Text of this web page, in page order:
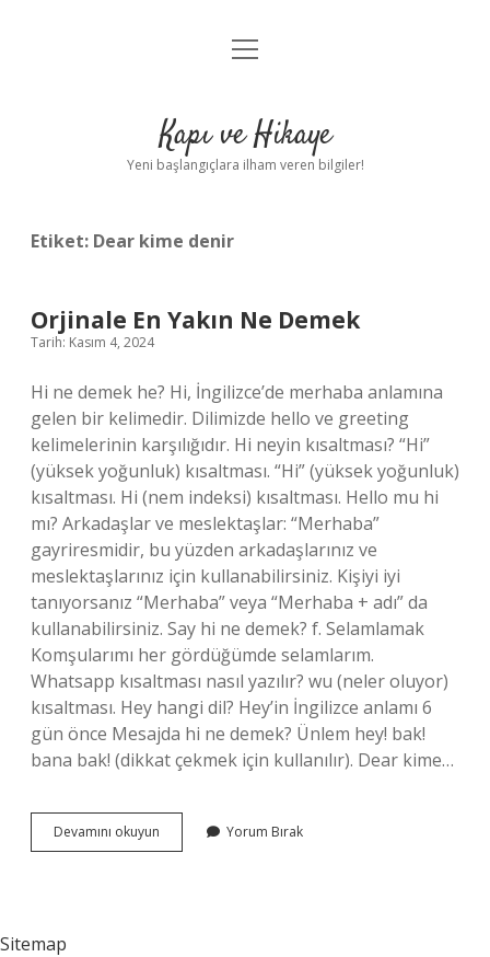
Anasayfa
Yasal Uyarı
menüyü
Kapı ve Hikaye
Yeni başlangıçlara ilham veren bilgiler!
Etiket: Dear kime denir
Orjinale En Yakın Ne Demek
Tarih: Kasım 4, 2024
Hi ne demek he? Hi, İngilizce’de merhaba anlamına
gelen bir kelimedir. Dilimizde hello ve greeting
kelimelerinin karşılığıdır. Hi neyin kısaltması? “Hi”
(yüksek yoğunluk) kısaltması. “Hi” (yüksek yoğunluk)
kısaltması. Hi (nem indeksi) kısaltması. Hello mu hi
mı? Arkadaşlar ve meslektaşlar: “Merhaba”
gayriresmidir, bu yüzden arkadaşlarınız ve
meslektaşlarınız için kullanabilirsiniz. Kişiyi iyi
tanıyorsanız “Merhaba” veya “Merhaba + adı” da
kullanabilirsiniz. Say hi ne demek? f. Selamlamak
Komşularımı her gördüğümde selamlarım.
Whatsapp kısaltması nasıl yazılır? wu (neler oluyor)
kısaltması. Hey hangi dil? Hey’in İngilizce anlamı 6
gün önce Mesajda hi ne demek? Ünlem hey! bak!
bana bak! (dikkat çekmek için kullanılır). Dear kime…
Devamını okuyun Orjinale
En
Yorum Bırak
Sitemap